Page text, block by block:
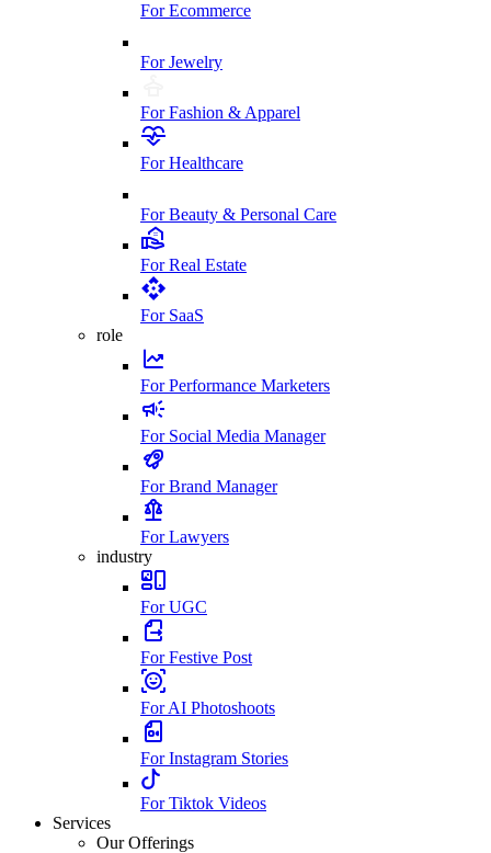
For Ecommerce
For Jewelry
For Fashion & Apparel
For Healthcare
For Beauty & Personal Care
For Real Estate
For SaaS
role
For Performance Marketers
For Social Media Manager
For Brand Manager
For Lawyers
industry
For UGC
For Festive Post
For AI Photoshoots
For Instagram Stories
For Tiktok Videos
Services
Our Offerings